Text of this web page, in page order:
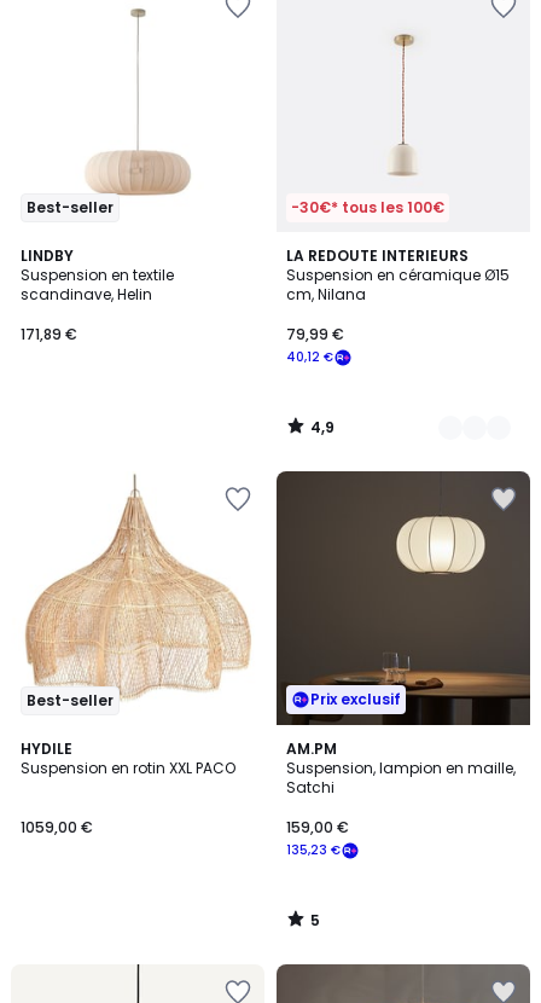
Best-seller
LINDBY
Suspension en textile
scandinave, Helin
171,89 €
-30€* tous les 100€
LA REDOUTE INTERIEURS
Suspension en céramique Ø15
cm, Nilana
40,12 €
79,99 €
4,9
/ 5
6
Couleurs
4,9
/
Best-seller
HYDILE
Suspension en rotin XXL PACO
1059,00 €
Prix exclusif
AM.PM
Suspension, lampion en maille,
Satchi
135,23 €
159,00 €
5
/
5
5
/